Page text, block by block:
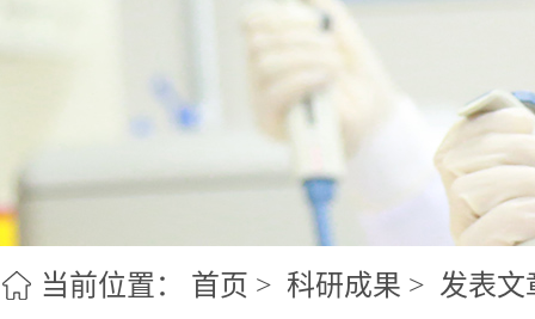
实验室风貌
组织机构
学术委员会
实验室室训
博士
人才引
当前位置： 首页 > 科研成果 > 发表文